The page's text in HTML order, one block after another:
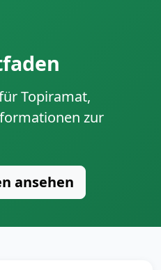
Topiramat,
zur
ansehen